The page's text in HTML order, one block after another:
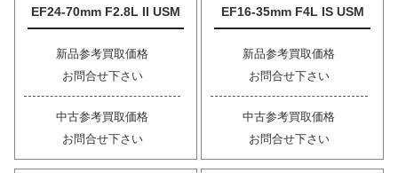
EF24-70mm F2.8L II USM
新品参考買取価格
お問合せ下さい
中古参考買取価格
お問合せ下さい
EF16-35mm F4L IS USM
新品参考買取価格
お問合せ下さい
中古参考買取価格
お問合せ下さい